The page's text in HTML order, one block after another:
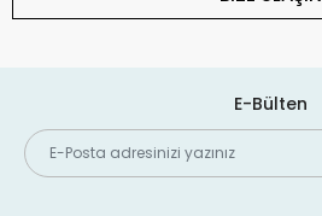
E-Bülten